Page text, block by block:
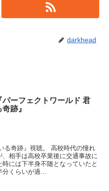
darkhead
パーフェクトワールド 君
跡』
る奇跡』視聴。 高校時代の憧れ
相手は高校卒業後に交通事故に
には下半身不随となっていたと
くらいが過...